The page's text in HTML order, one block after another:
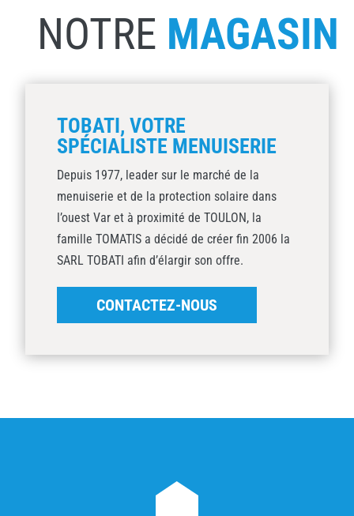
NOTRE MAGASIN
TOBATI, VOTRE
SPÉCIALISTE MENUISERIE
Depuis 1977, leader sur le marché de la
menuiserie et de la protection solaire dans
l’ouest Var et à proximité de TOULON, la
famille TOMATIS a décidé de créer fin 2006 la
SARL TOBATI afin d’élargir son offre.
CONTACTEZ-NOUS